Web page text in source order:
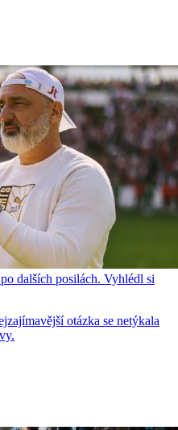
dalších posilách. Vyhlédl si
otázka se netýkala